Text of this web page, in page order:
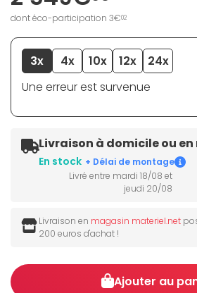
dont éco-participation 3€02
3x 4x 10x 12x
24x
Une erreur est survenue
Livraison à domicile ou
En stock + Délai de montage
Livré entre mardi 18/08 et
jeudi 20/08
Livraison en magasin materiel.net
200 euros d'achat !
Ajouter au